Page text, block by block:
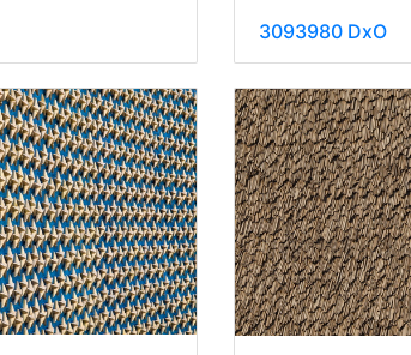
3093980 DxO